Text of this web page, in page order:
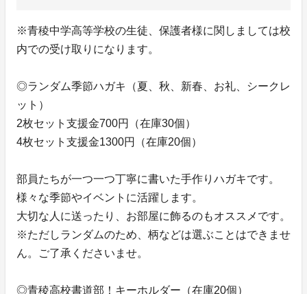
※青稜中学高等学校の生徒、保護者様に関しましては校
内での受け取りになります。
◎ランダム季節ハガキ（夏、秋、新春、お礼、シークレ
ット）
2枚セット支援金700円（在庫30個）
4枚セット支援金1300円（在庫20個）
部員たちが一つ一つ丁寧に書いた手作りハガキです。
様々な季節やイベントに活躍します。
大切な人に送ったり、お部屋に飾るのもオススメです。
※ただしランダムのため、柄などは選ぶことはできませ
ん。ご了承くださいませ。
◎青稜高校書道部！キーホルダー（在庫20個）